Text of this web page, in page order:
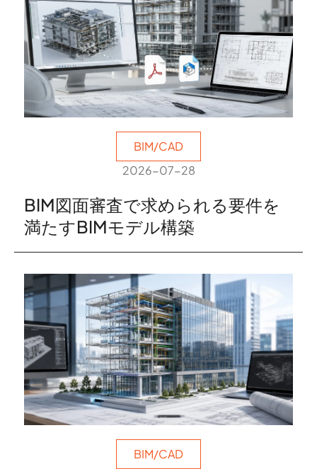
BIM/CAD
2026-07-28
BIM図面審査で求められる要件を
満たすBIMモデル構築
BIM/CAD